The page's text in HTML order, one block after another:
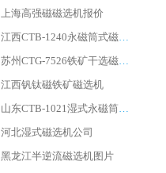
上海高强磁磁选机报价
江西CTB-1240永磁筒式磁选机厂家
苏州CTG-7526铁矿干选磁选机
江西钒钛磁铁矿磁选机
山东CTB-1021湿式永磁筒式磁选机
河北湿式磁选机公司
黑龙江半逆流磁选机图片